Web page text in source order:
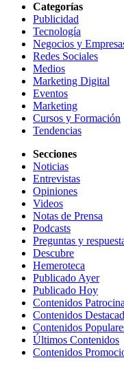
Categorías
Publicidad
Tecnología
Negocios y
Redes Sociales
Medios
Marketing Digital
Eventos
Marketing
Cursos y Formación
Tendencias
Secciones
Noticias
Entrevistas
Opiniones
Videos
Notas de Prensa
Podcasts
Preguntas y
Descubre
Hemeroteca
Publicado Ayer
Publicado Hoy
Contenidos
Contenidos
Contenidos
Últimos Contenidos
Contenidos